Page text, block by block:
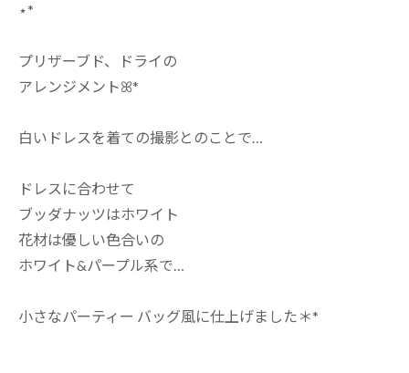
⋆*
プリザーブド、ドライの
アレンジメントꕤ*
白いドレスを着ての撮影とのことで…
ドレスに合わせて
ブッダナッツはホワイト
花材は優しい色合いの
ホワイト&パープル系で…
小さなパーティー バッグ風に仕上げました＊*